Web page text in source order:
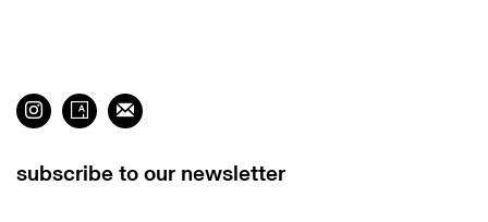
subscribe to our newsletter